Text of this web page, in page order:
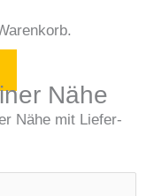
Nähe
Nähe mit Liefer-